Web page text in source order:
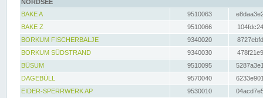
NORDSEE
BAKE A
9510063
BAKE Z
9510066
BORKUM FISCHERBALJE
9340020
BORKUM SÜDSTRAND
9340030
BÜSUM
9510095
DAGEBÜLL
9570040
EIDER-SPERRWERK AP
9530010